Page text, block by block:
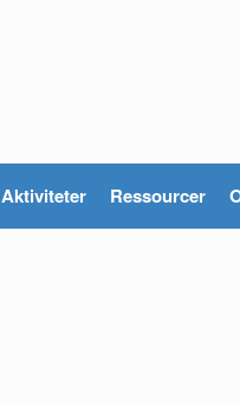
Aktiviteter Ressourcer